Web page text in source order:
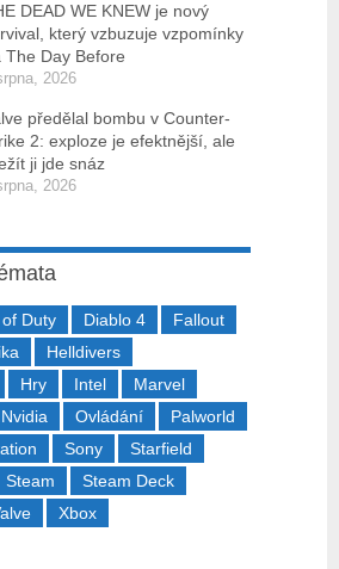
DEAD WE KNEW je nový
který vzbuzuje vzpomínky
The Day Before
2026
předělal bombu v Counter-
2: exploze je efektnější, ale
ji jde snáz
2026
Duty Diablo 4
Fallout
Helldivers
Hry Intel
Marvel
Nvidia Ovládání
Palworld
Sony
Starfield
Steam
Steam Deck
Xbox